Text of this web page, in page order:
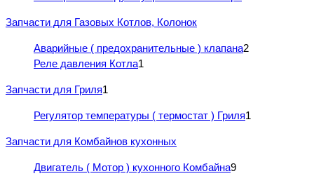
Запчасти для Газовых Котлов, Колонок
Аварийные ( предохранительные ) клапана2
Реле давления Котла1
Запчасти для Гриля1
Регулятор температуры ( термостат ) Гриля1
Запчасти для Комбайнов кухонных
Двигатель ( Мотор ) кухонного Комбайна9